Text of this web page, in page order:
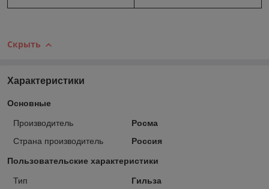
Скрыть
Характеристики
Основные
Производитель
Росма
Страна производитель
Россия
Пользовательские характеристики
Тип Гильза